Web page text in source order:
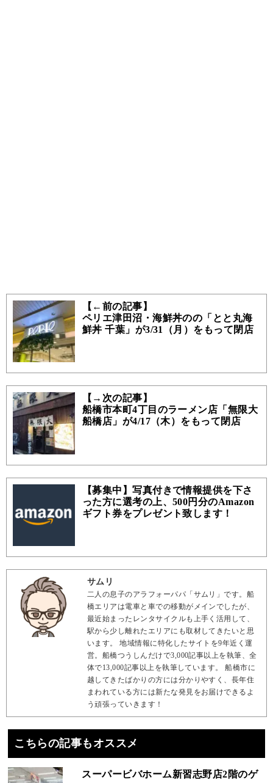
【←前の記事】
ペリエ津田沼・海鮮丼のの「とと丸海
鮮丼 千葉」が3/31（月）をもって閉店
【→次の記事】
船橋市本町4丁目のラーメン店「無限大
船橋店」が4/17（木）をもって閉店
【募集中】写真付きで情報提供を下さ
った方に選考の上、500円分のAmazon
ギフト券をプレゼント致します！
サムリ
二人の息子のアラフォーパパ「サムリ」です。船
橋エリアは電車と車での移動がメインでしたが、
最近始まったレンタサイクルも上手く活用して、
駅から少し離れたエリアにも取材してきたいと思
います。 地域情報に特化したサイトを9年近く運
営。船橋つうしんだけで3,000記事以上を執筆、全
体で13,000記事以上を執筆しています。 船橋市に
越してきたばかりの方には分かりやすく、長年住
まわれている方には新たな発見をお届けできるよ
う頑張っていきます！
こちらの記事もオススメ
スーパービバホーム新習志野店2階のゲ